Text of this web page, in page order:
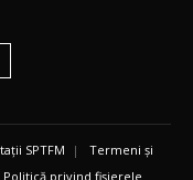
SPTFM | Termeni și
Politică privind fișierele